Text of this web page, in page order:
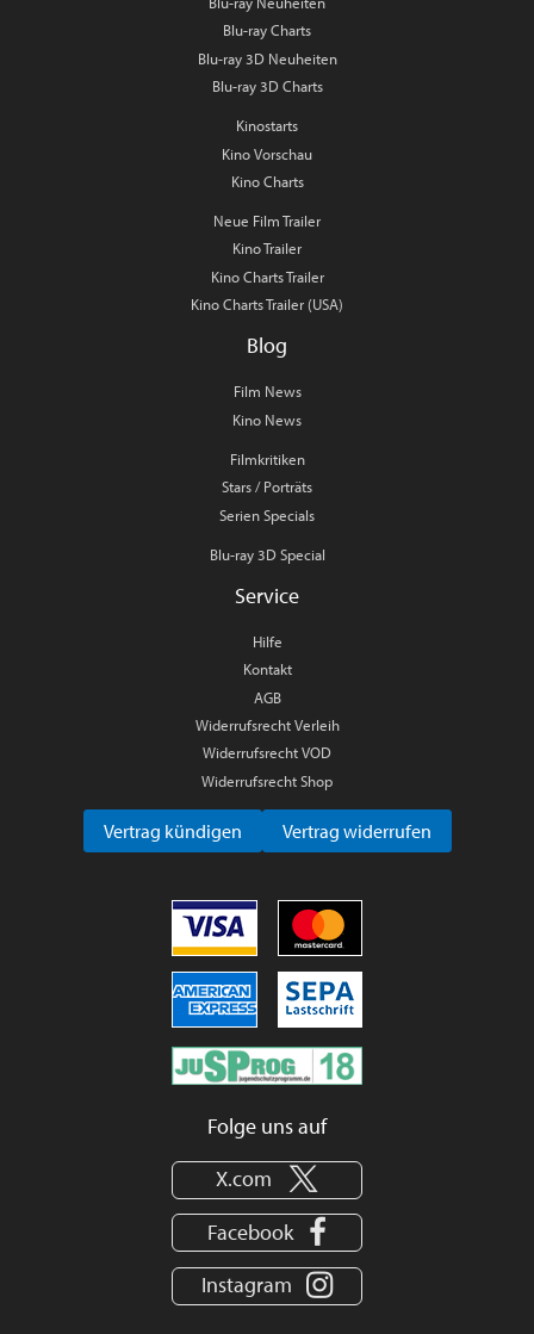
Blu-ray Charts
Blu-ray 3D Neuheiten
Blu-ray 3D Charts
Kinostarts
Kino Vorschau
Kino Charts
Neue Film Trailer
Kino Trailer
Kino Charts Trailer
Kino Charts Trailer (USA)
Blog
Film News
Kino News
Filmkritiken
Stars / Porträts
Serien Specials
Blu-ray 3D Special
Service
Hilfe
Kontakt
AGB
Widerrufsrecht Verleih
Widerrufsrecht VOD
Widerrufsrecht Shop
Vertrag kündigen Vertrag widerrufen
Folge uns auf
X.com
Facebook
Instagram